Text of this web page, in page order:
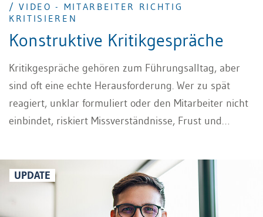
/ VIDEO - MITARBEITER RICHTIG
KRITISIEREN
Konstruktive Kritikgespräche
Kritikgespräche gehören zum Führungsalltag, aber
sind oft eine echte Herausforderung. Wer zu spät
reagiert, unklar formuliert oder den Mitarbeiter nicht
einbindet, riskiert Missverständnisse, Frust und
Chance werden: Sie schaffen Klarheit, eröffnen neue
Perspektiven und zeigen Wege zur Verbesserung. In
unserem Video erfahren Sie, wie Sie Ihre Mitarbeiter
UPDATE